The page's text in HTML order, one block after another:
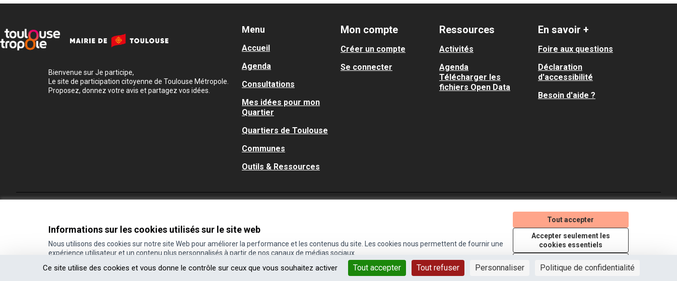
Ce site utilise des cookies et vous donne le contrôle sur ceux que vous souhaitez activer Tout accepter Tout refuser Personnaliser Politique de confidentialité
Informations sur les cookies utilisés sur le site web
Nous utilisons des cookies sur notre site Web pour améliorer la performance et les contenus du site. Les cookies nous permettent de fournir une
expérience utilisateur et un contenu plus personnalisés à partir de nos canaux de médias sociaux.
Tout accepter
Accepter seulement les
cookies essentiels
Bienvenue sur Je participe,
Le site de participation citoyenne de Toulouse Métropole.
Proposez, donnez votre avis et partagez vos idées.
Menu
Accueil
Agenda
Consultations
Mes idées pour mon
Quartier
Quartiers de Toulouse
Communes
Outils & Ressources
Mon compte
Créer un compte
Se connecter
Ressources
Activités
Agenda
Télécharger les
fichiers Open Data
En savoir +
Foire aux questions
Déclaration
d'accessibilité
Besoin d'aide ?
(Lien externe)
(Lien externe)
(Lien externe)
(Lien externe)
Site réalisé grâce aulogiciel libre Decidim
(Lien externe)
.
Licence Creative
(Lien externe)